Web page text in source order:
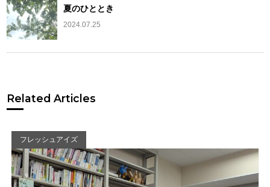
夏のひととき
2024.07.25
Related Articles
フレッシュアイズ